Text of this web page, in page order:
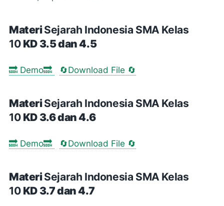
MateriSejarah Indonesia SMA Kelas
10 KD 3.5 dan 4.5
🔜 Demo🔜 🔄Download File 🔄
MateriSejarah Indonesia SMA Kelas
10 KD 3.6 dan 4.6
🔜 Demo🔜 🔄Download File 🔄
MateriSejarah Indonesia SMA Kelas
10 KD 3.7 dan 4.7